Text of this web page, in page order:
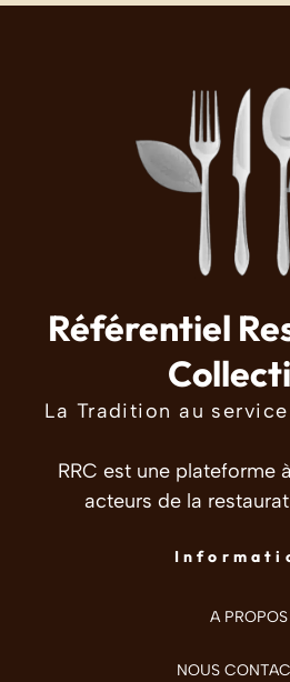
Référentiel
La Tradition au
RRC est une plateforme
acteurs de la
A PROPOS
NOUS